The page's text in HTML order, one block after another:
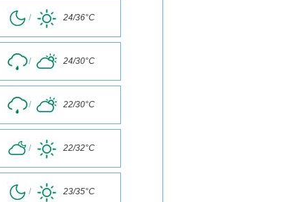
/ 24/36°C
/ 24/30°C
/ 22/30°C
/ 22/32°C
/ 23/35°C